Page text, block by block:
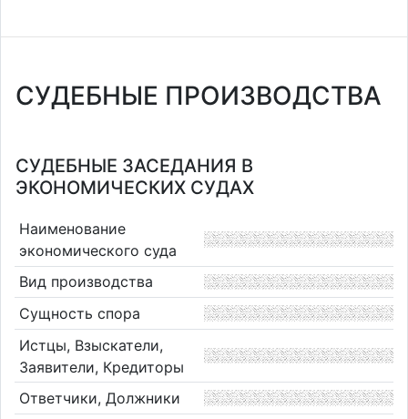
СУДЕБНЫЕ ПРОИЗВОДСТВА
СУДЕБНЫЕ ЗАСЕДАНИЯ В
ЭКОНОМИЧЕСКИХ СУДАХ
Наименование
экономического суда
Вид производства
Сущность спора
Истцы, Взыскатели,
Заявители, Кредиторы
Ответчики, Должники